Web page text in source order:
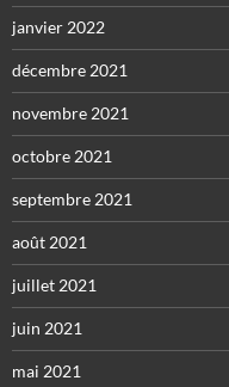
janvier 2022
décembre 2021
novembre 2021
octobre 2021
septembre 2021
août 2021
juillet 2021
juin 2021
mai 2021